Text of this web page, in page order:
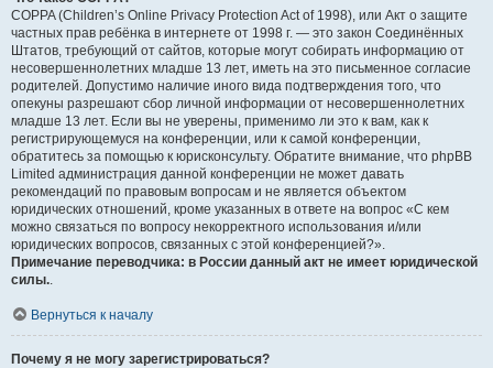
COPPA (Children’s Online Privacy Protection Act of 1998), или Акт о защите
частных прав ребёнка в интернете от 1998 г. — это закон Соединённых
Штатов, требующий от сайтов, которые могут собирать информацию от
несовершеннолетних младше 13 лет, иметь на это письменное согласие
родителей. Допустимо наличие иного вида подтверждения того, что
опекуны разрешают сбор личной информации от несовершеннолетних
младше 13 лет. Если вы не уверены, применимо ли это к вам, как к
регистрирующемуся на конференции, или к самой конференции,
обратитесь за помощью к юрисконсульту. Обратите внимание, что phpBB
Limited администрация данной конференции не может давать
рекомендаций по правовым вопросам и не является объектом
юридических отношений, кроме указанных в ответе на вопрос «С кем
можно связаться по вопросу некорректного использования и/или
юридических вопросов, связанных с этой конференцией?».
Примечание переводчика: в России данный акт не имеет юридической
силы..
Вернуться к началу
Почему я не могу зарегистрироваться?